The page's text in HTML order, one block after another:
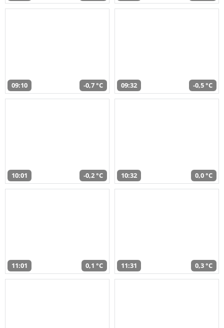
09:10 -0,7 °C 09:32 -0,5 °C
10:01 -0,2 °C 10:32 0,0 °C
11:01 0,1 °C 11:31 0,3 °C